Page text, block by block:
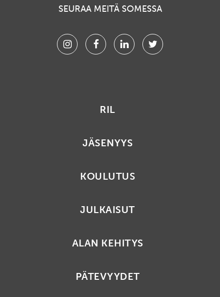
SEURAA MEITÄ SOMESSA
InstagramFacebookLinkedinTwitter
RIL
JÄSENYYS
KOULUTUS
JULKAISUT
ALAN KEHITYS
PÄTEVYYDET